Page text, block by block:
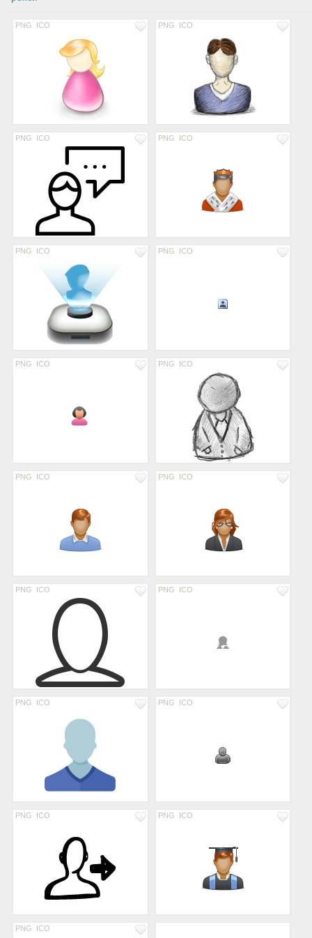
PNG ICO PNG ICO
PNG ICO PNG ICO
PNG ICO PNG ICO
PNG ICO PNG ICO
PNG ICO PNG ICO
PNG ICO PNG ICO
PNG ICO PNG ICO
PNG ICO PNG ICO
PNG ICO